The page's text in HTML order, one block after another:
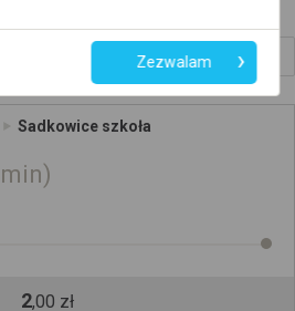
Sadkowice szkoła
2,00 zł
Zezwalam